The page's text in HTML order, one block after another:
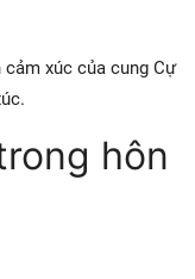
xúc của cung Cự
hôn